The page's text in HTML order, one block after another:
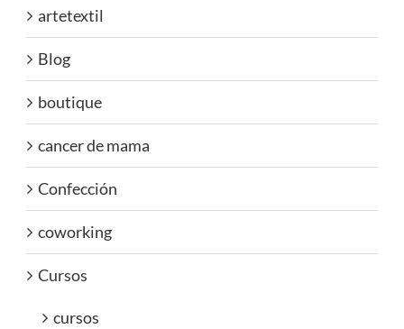
artetextil
Blog
boutique
cancer de mama
Confección
coworking
Cursos
cursos